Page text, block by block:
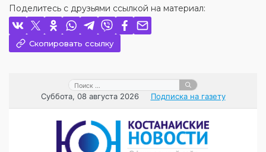
Поделитесь с друзьями ссылкой на материал:
Скопировать ссылку